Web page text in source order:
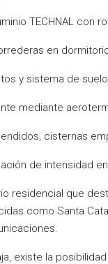
TECHNAL con
en
y sistema de
mediante
cisternas
de intensidad
residencial que
como Santa
existe la